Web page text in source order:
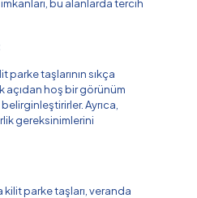
bu alanlarda tercih
parke taşlarının sıkça
açıdan hoş bir görünüm
Ayrıca,
gereksinimlerini
parke taşları, veranda